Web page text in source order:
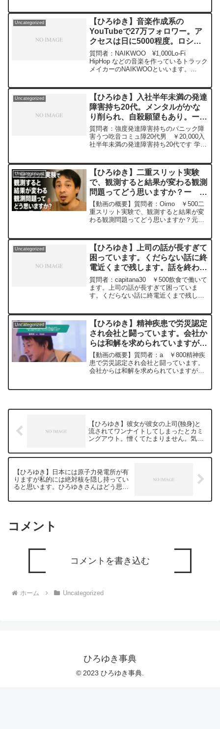
いますか？やめとけと言う理由があれば
なるべく詳しく教え...
Uncategorized
【ひろゆき】音楽作成系の
YouTubeで27万フォロワー。ア
クセスは日に5000程度。ロシ
ア・ウクライナ戦争でロシアから
のアクセスがゼロに。改善方法
は？ー ひろゆき切り抜き
質問者：NAIKWOO ¥1,000Lo-Fi
HipHop などの音楽を作っているトラック
メイカーのNAIKWOOといいます。
アクセスがゼロに。現在、全世界からの
アクセスは日に5000程度、ライブ配信時
は200程度です。主にロシアで人気だっ
たため、影響大です。この状況を克服
し、リーチを改善する効果的な方法は何
かありますか?元動画：パートタイム、フ
ルタイム、エクストラタイム。Nina
Blancaを呑みながら 2024/03/10
https://www.youtube.com/watch?
v=wBbQ9cp_Mx8***************************
***************ひろゆきさんの動画で、寄
せられた質問について、一問一答形式に
してみました。過去にこんな質問してる
かな？と気になったことがあれば、下記
のサイトから検索してみてください。
https://hiroyuki-ziten.com/できるだけ、
て頂けたら、いいね！やチャンネル登録
をよろしくお願いします。
Uncategorized
【ひろゆき】入社半年未満の発達
障害持ち20代。メンタルがかな
り削られ、自殺願望もあり。ー
ひろゆき切り抜き
20240228131
質問者：強度発達障害持ちのパニック障
害うつ吃音コミュ障20代男 ￥20,000入
社半年未満の発達障害持ち20代です 学生
は営業部から全くやったことのない採寸
の応援を倉庫部にも依頼されました。 メ
ンバーは営業の1人倉庫部の5～6名で学
校に採寸に行き、倉庫部の先輩もやった
ことないようで自分自身もも出きるか不
安です。制服や靴どの採寸をするのが当
日まで分かりません。 そうでなくても倉
庫部の出荷の部署も作業しながらパート
語のない指示がいきなり入ったりしてて
んやわんやでメンタルがかなり削られて
いて、先日コップを割ってしまいました
自殺願望もあり元動画：ロシアの敗北は
無さそうな、、Guillaume Dursusを呑み
ながら 2024/02/28 W22
https://www.youtube.com/watch?
v=GK3quBgoXnQ***************************
してみました。過去にこんな質問してる
かな？と気になったことがあれば、下記
のサイトから検索してみてください。
https://hiroyuki-ziten.com/できるだけ、
多くの質問を今後も編集し、アップロー
ドしていきますので、使いやすいと感じ
て頂けたら、いいね！やチャンネル登録
をよろしくお願いします。
Uncategorized
【ひろゆき】二重スリット実験
で、観測すると結果が変わる観測
問題ってどう思いますか？ー ひ
ろゆき切り抜き 20240111
【動画の概要】質問者：Oimo ￥500二
重スリット実験で、観測すると結果が変
わる観測問題ってどう思いますか？元動
を呑みながら。2024/01/11
J22 ...
Uncategorized
【ひろゆき】上司の話が長すぎて
困っています。くだらない話に終
電近くまで残します。話を終わら
せるにはどうすれば良いでしょう
か(:_;)ー ひろゆき切り抜き
20240112
質問者：capitana30 ￥500飲食で働いて
ます。上司の話が長すぎて困っていま
す。くだらない話に終電近くまで残しま
同時接続✖️40円の寄付をするよ、その
３。Erdingerを呑みながら。2024/01/12
V23
https://www.youtube.com/watch?
v=c6MzCMgzBqw***************************
***************ひろゆきさんの動画で、寄
せられた質問について、一問一答形式に
してみました。過去にこんな質問してる
のサイトから検索してみてください。
て頂けたら、いいね！やチャンネル登録
をよろしくお願いします。
Uncategorized
【ひろゆき】精神疾患で労災認定
され会社と闘っています。会社か
らは和解を求められていますが裁
判をした方が良いか迷っていま
す。アドバイスをお願いします。
ー ひろゆき切り抜き
【動画の概要】質問者：a ￥800精神疾
患で労災認定され会社と闘っています。
会社からは和解を求められていますが裁
【ひろゆき】彼女が彼女の上司(独身)と
流されてワンナイトしてしまったとカミ
ングアウト。憎くてたまりません。気持
り抜き 20240522
【ひろゆき】日本には原子力発電所が有
りますが私的には絶対核を隠し持ってい
ると思います。ひろゆきさんはどう思い
コメント
コメントを書き込む
ホーム Uncategorized
ひろゆき事典
© 2023 ひろゆき事典.